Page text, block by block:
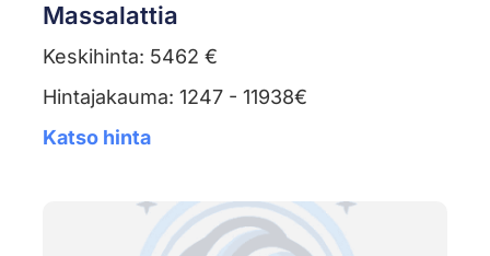
Massalattia
Keskihinta: 5462 €
Hintajakauma: 1247 - 11938€
Katso hinta